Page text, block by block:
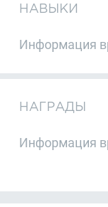
НАВЫКИ
Информация
НАГРАДЫ
Информация